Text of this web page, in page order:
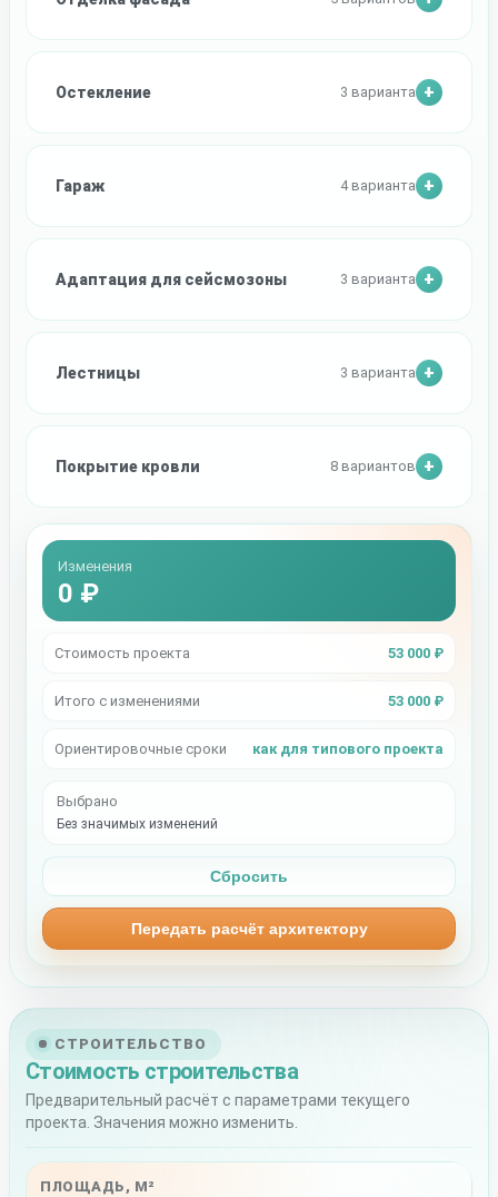
СТРОИТЕЛЬСТВО
Стоимость строительства
Предварительный расчёт с параметрами текущего
проекта. Значения можно изменить.
ПЛОЩАДЬ, М²
Остекление 3 варианта
Гараж 4 варианта
Адаптация для сейсмозоны 3 варианта
Лестницы 3 варианта
Покрытие кровли 8 вариантов
Изменения
0 ₽
Стоимость проекта 53 000 ₽
Итого с изменениями 53 000 ₽
Ориентировочные сроки как для типового проекта
Выбрано
Без значимых изменений
Сбросить
Передать расчёт архитектору